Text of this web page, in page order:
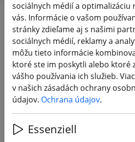
Home FPV drony
FPV drony s
mikro pretekári a
124 Products
Unterkategorien
sociálnych médií a optimalizáciu
vás. Informácie o vašom
stránky zdieľame aj s našimi
sociálnych médií, reklamy a
môžu tieto informácie
ktoré ste im poskytli alebo ktoré
vášho používania ich služieb.
v našich zásadách ochrany
údajov. Ochrana údajov.
Essenziell